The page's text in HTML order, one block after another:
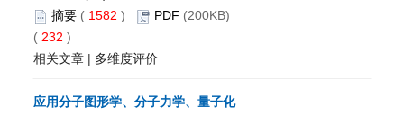
摘要 ( 1582 ) PDF (200KB)
( 232 )
相关文章 | 多维度评价
应用分子图形学、分子力学、量子化